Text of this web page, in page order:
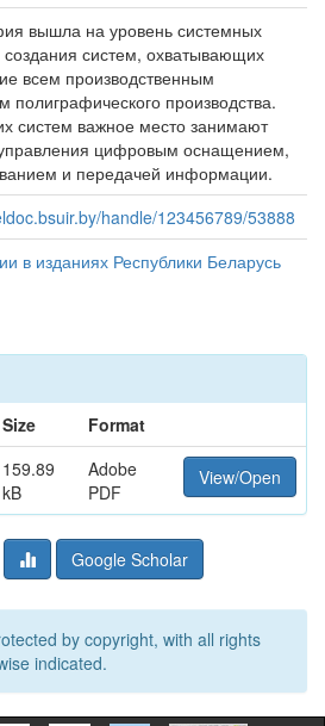
вышла на уровень системных
систем, охватывающих
всем производственным
полиграфического производства.
систем важное место занимают
цифровым оснащением,
и передачей информации.
handle/123456789/53888
в изданиях Республики Беларусь
Size
Format
159.89
kB
Adobe
PDF
View/Open
Google Scholar
by copyright, with all rights
indicated.